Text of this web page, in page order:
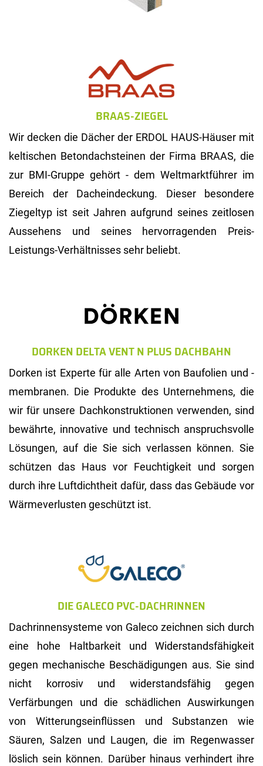
BRAAS-ZIEGEL
Wir decken die Dächer der ERDOL HAUS-Häuser mit
keltischen Betondachsteinen der Firma BRAAS, die
zur BMI-Gruppe gehört - dem Weltmarktführer im
Bereich der Dacheindeckung. Dieser besondere
Ziegeltyp ist seit Jahren aufgrund seines zeitlosen
Aussehens und seines hervorragenden Preis-
Leistungs-Verhältnisses sehr beliebt.
DORKEN DELTA VENT N PLUS DACHBAHN
Dorken ist Experte für alle Arten von Baufolien und -
membranen. Die Produkte des Unternehmens, die
wir für unsere Dachkonstruktionen verwenden, sind
bewährte, innovative und technisch anspruchsvolle
Lösungen, auf die Sie sich verlassen können. Sie
schützen das Haus vor Feuchtigkeit und sorgen
durch ihre Luftdichtheit dafür, dass das Gebäude vor
Wärmeverlusten geschützt ist.
DIE GALECO PVC-DACHRINNEN
Dachrinnensysteme von Galeco zeichnen sich durch
eine hohe Haltbarkeit und Widerstandsfähigkeit
gegen mechanische Beschädigungen aus. Sie sind
nicht korrosiv und widerstandsfähig gegen
Verfärbungen und die schädlichen Auswirkungen
von Witterungseinflüssen und Substanzen wie
Säuren, Salzen und Laugen, die im Regenwasser
löslich sein können. Darüber hinaus verhindert ihre